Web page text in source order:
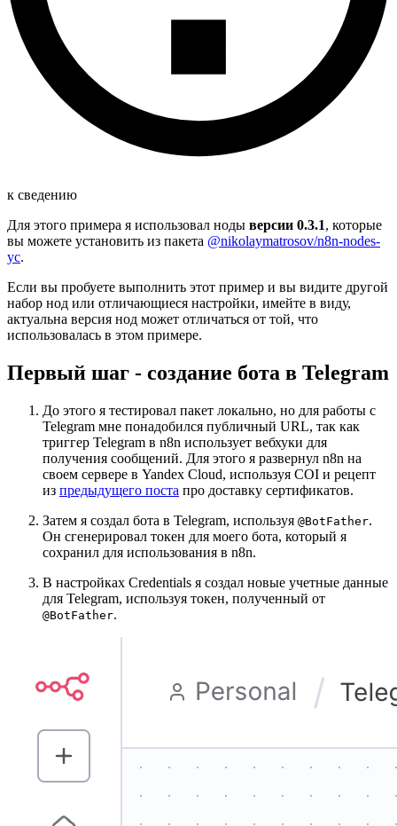
к сведению
Для этого примера я использовал ноды версии 0.3.1, которые
вы можете установить из пакета @nikolaymatrosov/n8n-nodes-
yc.
Если вы пробуете выполнить этот пример и вы видите другой
набор нод или отличающиеся настройки, имейте в виду,
актуальна версия нод может отличаться от той, что
использовалась в этом примере.
Первый шаг - создание бота в Telegram
До этого я тестировал пакет локально, но для работы с
Telegram мне понадобился публичный URL, так как
триггер Telegram в n8n использует вебхуки для
получения сообщений. Для этого я развернул n8n на
своем сервере в Yandex Cloud, используя COI и рецепт
из предыдущего поста про доставку сертификатов.
Затем я создал бота в Telegram, используя @BotFather.
Он сгенерировал токен для моего бота, который я
сохранил для использования в n8n.
В настройках Credentials я создал новые учетные данные
для Telegram, используя токен, полученный от
@BotFather.